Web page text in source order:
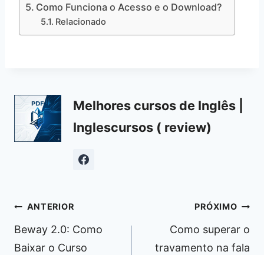
Como Funciona o Acesso e o Download?
Relacionado
Melhores cursos de Inglês |
Inglescursos ( review)
Navegação
de
Post
ANTERIOR
Beway 2.0: Como
Baixar o Curso
PRÓXIMO
Como superar o
travamento na fala